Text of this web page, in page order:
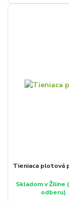
Tieniaca plotová
Skladom v Žiline
odberu)